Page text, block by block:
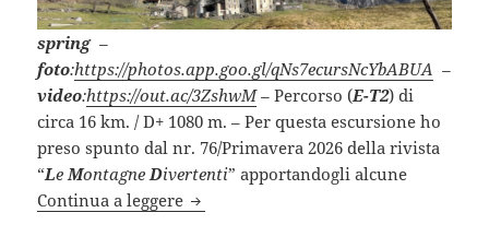
spring–
foto:https://photos.app.goo.gl/qNs7ecursNcYbABUA –
video:https://out.ac/3ZshwM– Percorso (E-T2) di
circa 16 km. / D+ 1080 m. – Per questa escursione ho
preso spunto dal nr. 76/Primavera 2026 della rivista
“LeMontagneDivertenti” apportandogli alcune
Continua a leggere Anello CHIAVENNA-DASILE-